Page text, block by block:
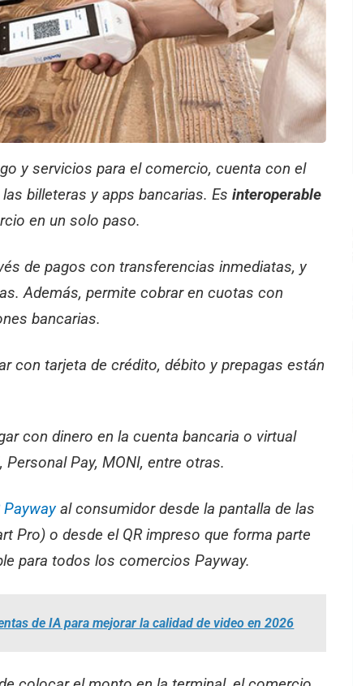
y servicios para el comercio, cuenta con el
billeteras y apps bancarias. Es interoperable
en un solo paso.
de pagos con transferencias inmediatas, y
Además, permite cobrar en cuotas con
bancarias.
con tarjeta de crédito, débito y prepagas están
con dinero en la cuenta bancaria o virtual
Pay, MONI, entre otras.
Paywayal consumidor desde la pantalla de las
Pro) o desde el QR impreso que forma parte
para todos los comercios Payway.
de IA para mejorar la calidad de video en 2026